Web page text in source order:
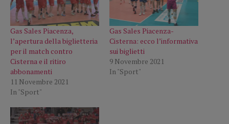
Gas Sales Piacenza,
l’apertura della biglietteria
per il match contro
Cisterna e il ritiro
abbonamenti
11 Novembre 2021
In "Sport"
Gas Sales Piacenza-
Cisterna: ecco l’informativa
sui biglietti
9 Novembre 2021
In "Sport"